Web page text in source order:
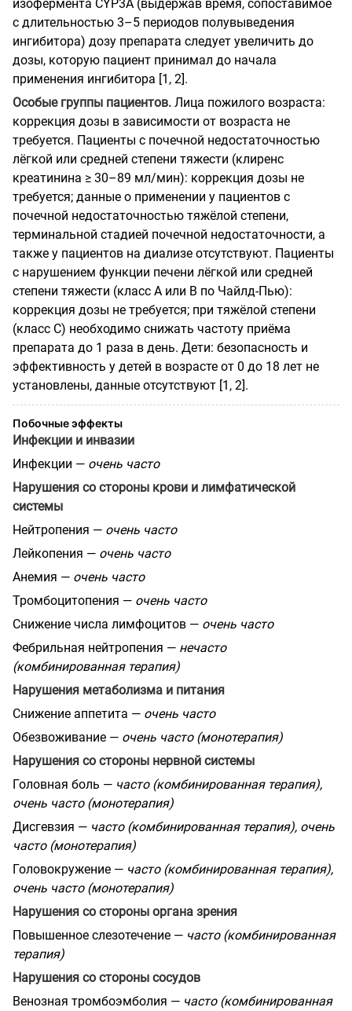
изофермента CYP3A (выдержав время, сопоставимое
с длительностью 3–5 периодов полувыведения
ингибитора) дозу препарата следует увеличить до
дозы, которую пациент принимал до начала
применения ингибитора [1, 2].
Особые группы пациентов. Лица пожилого возраста:
коррекция дозы в зависимости от возраста не
требуется. Пациенты с почечной недостаточностью
лёгкой или средней степени тяжести (клиренс
креатинина ≥ 30–89 мл/мин): коррекция дозы не
требуется; данные о применении у пациентов с
почечной недостаточностью тяжёлой степени,
терминальной стадией почечной недостаточности, а
также у пациентов на диализе отсутствуют. Пациенты
с нарушением функции печени лёгкой или средней
степени тяжести (класс А или В по Чайлд-Пью):
коррекция дозы не требуется; при тяжёлой степени
(класс С) необходимо снижать частоту приёма
препарата до 1 раза в день. Дети: безопасность и
эффективность у детей в возрасте от 0 до 18 лет не
установлены, данные отсутствуют [1, 2].
Побочные эффекты
Инфекции и инвазии
Инфекции — очень часто
Нарушения со стороны крови и лимфатической
системы
Нейтропения — очень часто
Лейкопения — очень часто
Анемия — очень часто
Тромбоцитопения — очень часто
Снижение числа лимфоцитов — очень часто
Фебрильная нейтропения — нечасто
(комбинированная терапия)
Нарушения метаболизма и питания
Снижение аппетита — очень часто
Обезвоживание — очень часто (монотерапия)
Нарушения со стороны нервной системы
Головная боль — часто (комбинированная терапия),
очень часто (монотерапия)
Дисгевзия — часто (комбинированная терапия), очень
часто (монотерапия)
Головокружение — часто (комбинированная терапия),
очень часто (монотерапия)
Нарушения со стороны органа зрения
Повышенное слезотечение — часто (комбинированная
терапия)
Нарушения со стороны сосудов
Венозная тромбоэмболия — часто (комбинированная